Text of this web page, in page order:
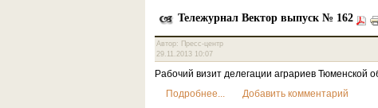
Тележурнал Вектор выпуск № 162
Автор: Пресс-центр
29.11.2013 10:07
Рабочий визит делегации аграриев Тюменской
Подробнее... Добавить комментарий